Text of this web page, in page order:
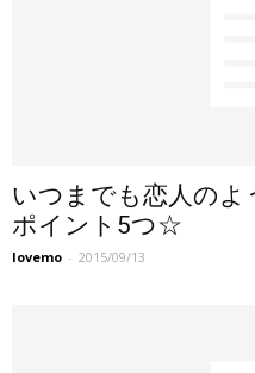
いつまでも恋人の
ポイント5つ☆
lovemo - 2015/09/13